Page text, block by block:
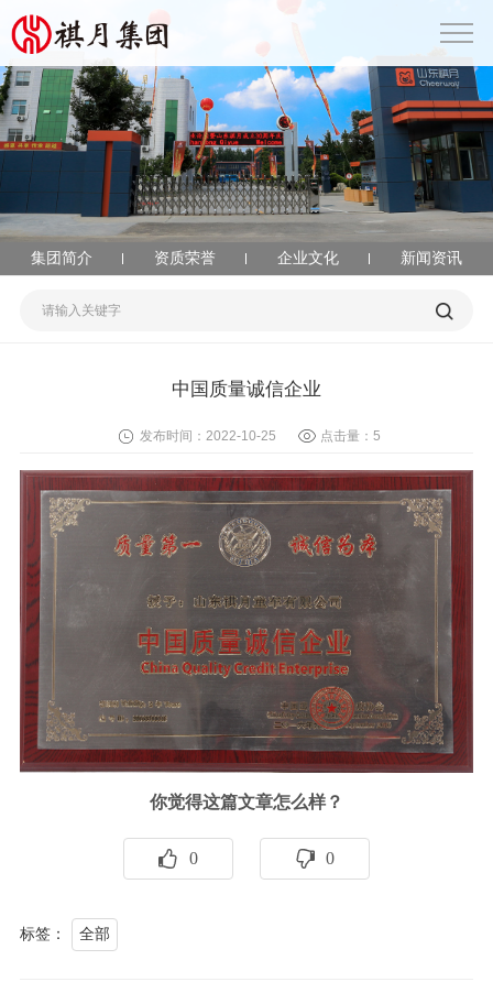
集团简介 资质荣誉 企业文化 新闻资讯
中国质量诚信企业
发布时间：2022-10-25 点击量： 5
你觉得这篇文章怎么样？
0 0
标签： 全部